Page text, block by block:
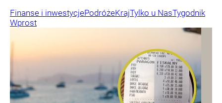
Finanse i inwestycjePodróżeKrajTylko u NasTygodnik
Wprost